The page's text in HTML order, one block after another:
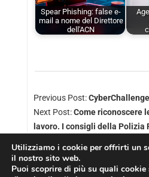
Spear Phishing: false e-
mail a nome del Direttore
dell'ACN
Previous Post:
Next Post:Come riconoscere
lavoro. I consigli della Polizia
Utilizziamo i cookie per offrirti un
il nostro sito web.
Puoi scoprire di più su quali